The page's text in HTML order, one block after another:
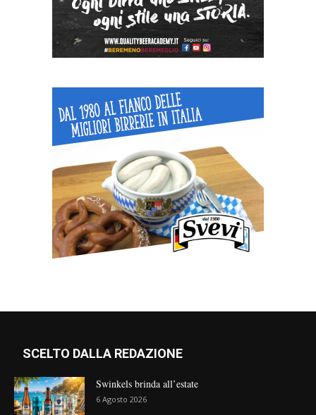
SCELTO DALLA REDAZIONE
Swinkels brinda all’estate
6 Agosto 2026